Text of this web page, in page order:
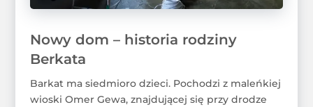
Nowy dom – historia rodziny
Berkata
Barkat ma siedmioro dzieci. Pochodzi z maleńkiej
wioski Omer Gewa, znajdującej się przy drodze